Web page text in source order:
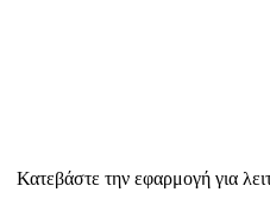
Κατεβάστε την εφαρμογή για